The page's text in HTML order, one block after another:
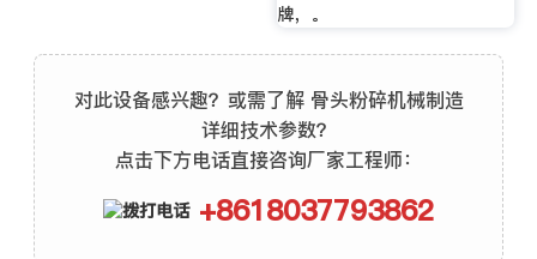
牌，。
对此设备感兴趣？或需了解 骨头粉碎机械制造
详细技术参数？
点击下方电话直接咨询厂家工程师：
+8618037793862